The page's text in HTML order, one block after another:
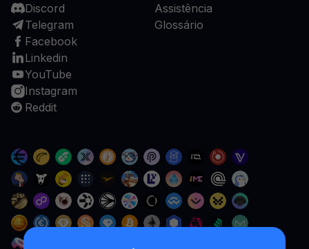
Discord
Telegram
Facebook
Linkedin
YouTube
Instagram
Reddit
Assistência
Glossário